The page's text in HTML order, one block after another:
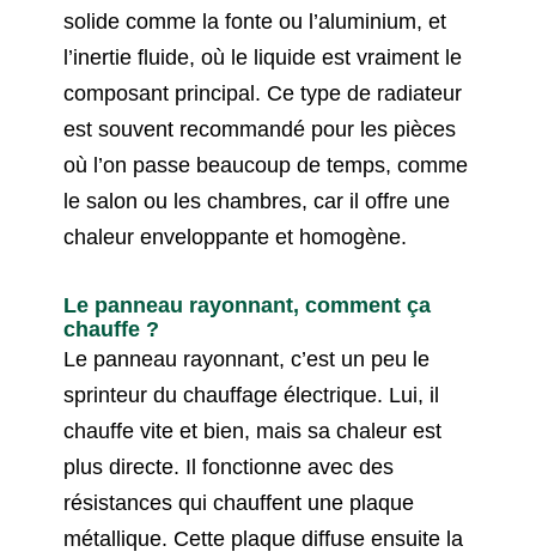
solide comme la fonte ou l’aluminium, et
l’inertie fluide, où le liquide est vraiment le
composant principal. Ce type de radiateur
est souvent recommandé pour les pièces
où l’on passe beaucoup de temps, comme
le salon ou les chambres, car il offre une
chaleur enveloppante et homogène.
Le panneau rayonnant, comment ça
chauffe ?
Le panneau rayonnant, c’est un peu le
sprinteur du chauffage électrique. Lui, il
chauffe vite et bien, mais sa chaleur est
plus directe. Il fonctionne avec des
résistances qui chauffent une plaque
métallique. Cette plaque diffuse ensuite la